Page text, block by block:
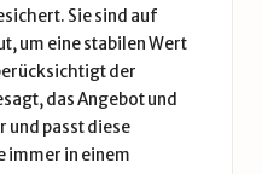
Sie sind auf
um eine stabilen Wert
der
das Angebot und
und passt diese
immer in einem